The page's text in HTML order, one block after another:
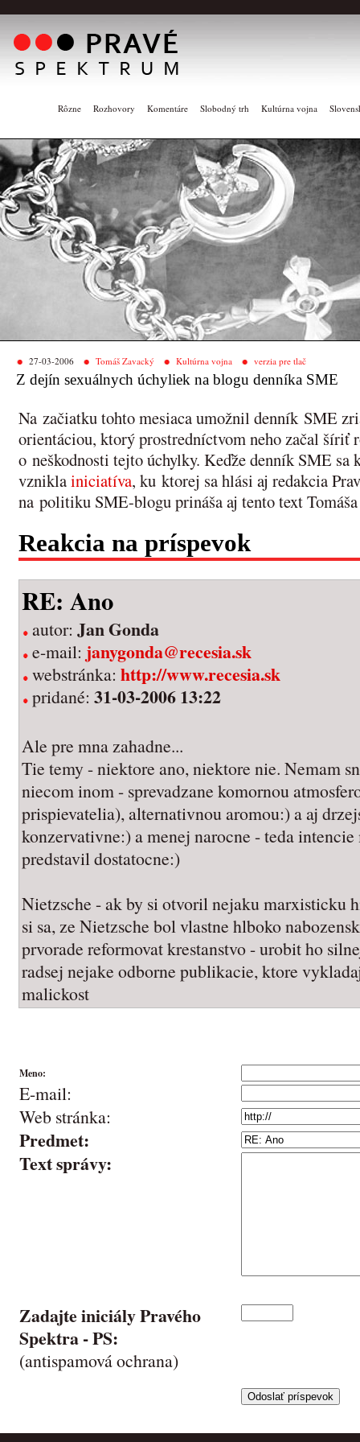
Rôzne Rozhovory Komentáre Slobodný trh Kultúrna vojna
27-03-2006 Tomáš Zavacký Kultúrna vojna verzia pre tlač
Z dejín sexuálnych úchyliek na blogu denníka SME
Na začiatku tohto mesiaca umožnil denník SME
orientáciou, ktorý prostredníctvom neho začal šíriť
o neškodnosti tejto úchylky. Keďže denník SME
vzniklainiciatíva, ku ktorej sa hlási aj redakcia
na politiku SME-blogu prináša aj tento text
Reakcia na príspevok
RE: Ano
autor: Jan Gonda
e-mail: janygonda@recesia.sk
webstránka: http://www.recesia.sk
pridané: 31-03-2006 13:22
Ale pre mna zahadne...
Tie temy - niektore ano, niektore nie. Nemam
niecom inom - sprevadzane komornou
prispievatelia), alternativnou aromou:) a aj
konzervativne:) a menej narocne - teda
predstavil dostatocne:)
Nietzsche - ak by si otvoril nejaku marxisticku
si sa, ze Nietzsche bol vlastne hlboko
prvorade reformovat krestanstvo - urobit ho
radsej nejake odborne publikacie, ktore
malickost
Meno:
E-mail:
Web stránka:
Predmet:
Text správy:
Zadajte iniciály Pravého
Spektra -PS:
(antispamová ochrana)